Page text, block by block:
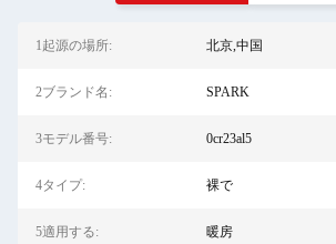
1起源の場所: 北京,中国
2ブランド名: SPARK
3モデル番号: 0cr23al5
4タイプ: 裸で
5適用する: 暖房